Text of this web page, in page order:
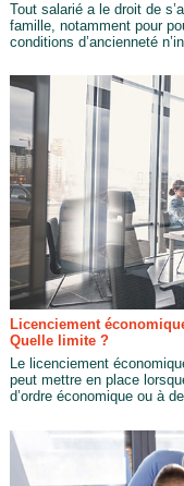
Tout salarié a le droit de
famille, notamment pour
conditions d’ancienneté
Licenciement
Quelle limite ?
Le licenciement
peut mettre en place
d’ordre économique ou à